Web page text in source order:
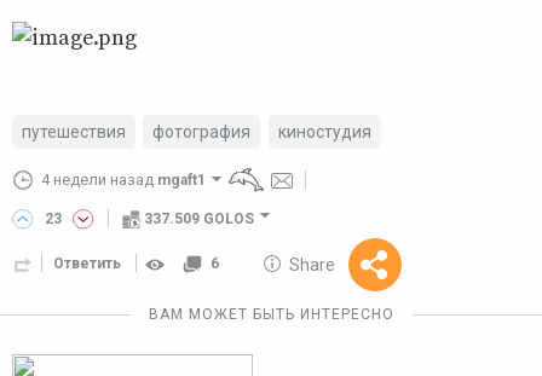
путешествия фотография киностудия
4 недели назад mgaft1
23 337.509 GOLOS
Ответить 6 Share
Reward
10 GOLOS
ВАМ МОЖЕТ БЫТЬ ИНТЕРЕСНО